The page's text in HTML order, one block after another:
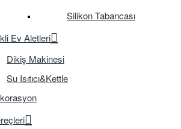
Silikon Tabancası
Ev Aletleri
Dikiş Makinesi
Su Isıtıcı&Kettle